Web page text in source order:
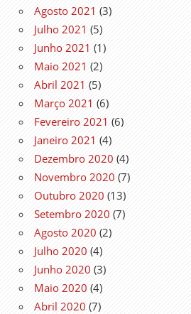
Agosto 2021 (3)
Julho 2021 (5)
Junho 2021 (1)
Maio 2021 (2)
Abril 2021 (5)
Março 2021 (6)
Fevereiro 2021 (6)
Janeiro 2021 (4)
Dezembro 2020 (4)
Novembro 2020 (7)
Outubro 2020 (13)
Setembro 2020 (7)
Agosto 2020 (2)
Julho 2020 (4)
Junho 2020 (3)
Maio 2020 (4)
Abril 2020 (7)